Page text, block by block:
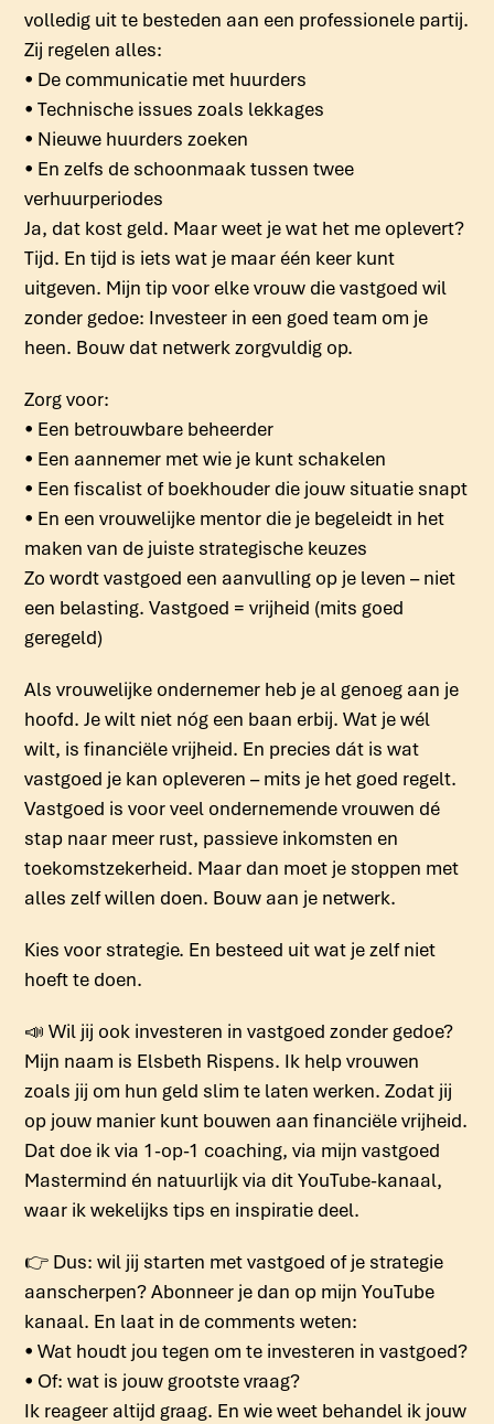
volledig uit te besteden aan een professionele partij.
Zij regelen alles:
• De communicatie met huurders
• Technische issues zoals lekkages
• Nieuwe huurders zoeken
• En zelfs de schoonmaak tussen twee
verhuurperiodes
Ja, dat kost geld. Maar weet je wat het me oplevert?
Tijd. En tijd is iets wat je maar één keer kunt
uitgeven. Mijn tip voor elke vrouw die vastgoed wil
zonder gedoe: Investeer in een goed team om je
heen. Bouw dat netwerk zorgvuldig op.
Zorg voor:
• Een betrouwbare beheerder
• Een aannemer met wie je kunt schakelen
• Een fiscalist of boekhouder die jouw situatie snapt
• En een vrouwelijke mentor die je begeleidt in het
maken van de juiste strategische keuzes
Zo wordt vastgoed een aanvulling op je leven – niet
een belasting. Vastgoed = vrijheid (mits goed
geregeld)
Als vrouwelijke ondernemer heb je al genoeg aan je
hoofd. Je wilt niet nóg een baan erbij. Wat je wél
wilt, is financiële vrijheid. En precies dát is wat
vastgoed je kan opleveren – mits je het goed regelt.
Vastgoed is voor veel ondernemende vrouwen dé
stap naar meer rust, passieve inkomsten en
toekomstzekerheid. Maar dan moet je stoppen met
alles zelf willen doen. Bouw aan je netwerk.
Kies voor strategie. En besteed uit wat je zelf niet
hoeft te doen.
📣 Wil jij ook investeren in vastgoed zonder gedoe?
Mijn naam is Elsbeth Rispens. Ik help vrouwen
zoals jij om hun geld slim te laten werken. Zodat jij
op jouw manier kunt bouwen aan financiële vrijheid.
Dat doe ik via 1-op-1 coaching, via mijn vastgoed
Mastermind én natuurlijk via dit YouTube-kanaal,
waar ik wekelijks tips en inspiratie deel.
👉 Dus: wil jij starten met vastgoed of je strategie
aanscherpen? Abonneer je dan op mijn YouTube
kanaal. En laat in de comments weten:
• Wat houdt jou tegen om te investeren in vastgoed?
• Of: wat is jouw grootste vraag?
Ik reageer altijd graag. En wie weet behandel ik jouw